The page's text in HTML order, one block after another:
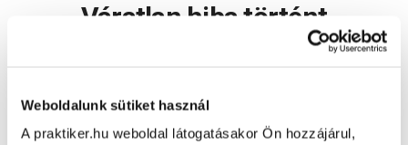
Weboldalunk sütiket használ
A praktiker.hu weboldal látogatásakor Ön hozzájárul,
Váratlan hiba történt
Oldal újratöltése